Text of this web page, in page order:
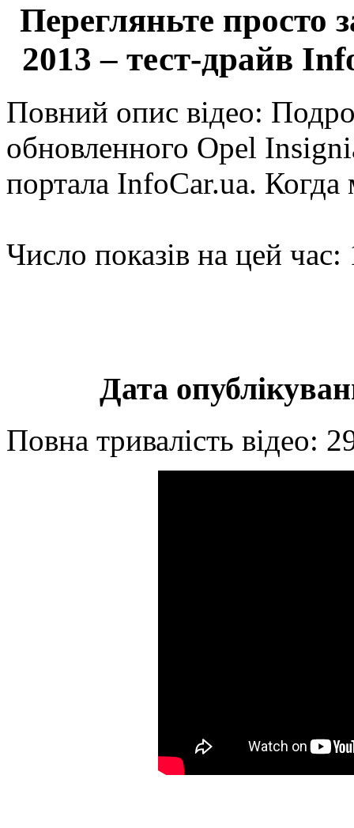
Перегляньте просто
2013 – тест-драйв
Повний опис відео:
обновленного Opel
портала InfoCar.ua.
Число показів на цей
Дата
Повна тривалість відео: